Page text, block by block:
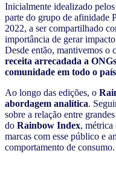
Inicialmente idealizado
parte do grupo de afinidade
2022, a ser compartilhado
importância de gerar
Desde então, mantivemos o
receita arrecadada a
comunidade em todo o
Ao longo das edições, o
abordagem analítica.
sobre a relação entre
do Rainbow Index, métrica
marcas com esse público e
comportamento de consumo.